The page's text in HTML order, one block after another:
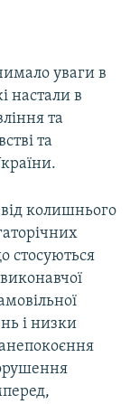
уваги в
настали в
та
та
колишнього
стосуються
і низки